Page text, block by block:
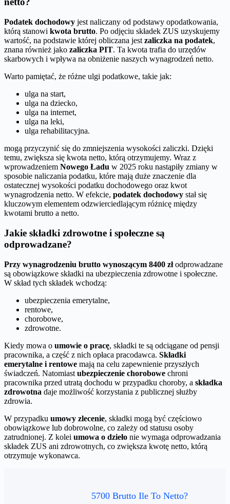
Podatek dochodowy jest naliczany od podstawy opodatkowania,
którą stanowi kwota brutto. Po odjęciu składek ZUS uzyskujemy
wartość, na podstawie której obliczana jest zaliczka na podatek,
znana również jako zaliczka PIT. Ta kwota trafia do urzędów
skarbowych i wpływa na obniżenie naszych wynagrodzeń netto.
Warto pamiętać, że różne ulgi podatkowe, takie jak:
ulga na start,
ulga na dziecko,
ulga na internet,
ulga na leki,
ulga rehabilitacyjna.
mogą przyczynić się do zmniejszenia wysokości zaliczki. Dzięki
temu, zwiększa się kwota netto, którą otrzymujemy. Wraz z
wprowadzeniem Nowego Ładu w 2025 roku nastąpiły zmiany w
sposobie naliczania podatku, które mają duże znaczenie dla
ostatecznej wysokości podatku dochodowego oraz kwot
wynagrodzenia netto. W efekcie, podatek dochodowy stał się
kluczowym elementem odzwierciedlającym różnicę między
kwotami brutto a netto.
Jakie składki zdrowotne i społeczne są
odprowadzane?
Przy wynagrodzeniu brutto wynoszącym 8400 złodprowadzane
są obowiązkowe składki na ubezpieczenia zdrowotne i społeczne.
W skład tych składek wchodzą:
ubezpieczenia emerytalne,
rentowe,
chorobowe,
zdrowotne.
Kiedy mowa o umowie o pracę, składki te są odciągane od pensji
pracownika, a część z nich opłaca pracodawca. Składki
emerytalne i rentowe mają na celu zapewnienie przyszłych
świadczeń. Natomiast ubezpieczenie chorobowe chroni
pracownika przed utratą dochodu w przypadku choroby, a składka
zdrowotna daje możliwość korzystania z publicznej służby
zdrowia.
W przypadku umowy zlecenie, składki mogą być częściowo
obowiązkowe lub dobrowolne, co zależy od statusu osoby
zatrudnionej. Z kolei umowa o dzieło nie wymaga odprowadzania
składek ZUS ani zdrowotnych, co zwiększa kwotę netto, którą
otrzymuje wykonawca.
5700 Brutto Ile To Netto?